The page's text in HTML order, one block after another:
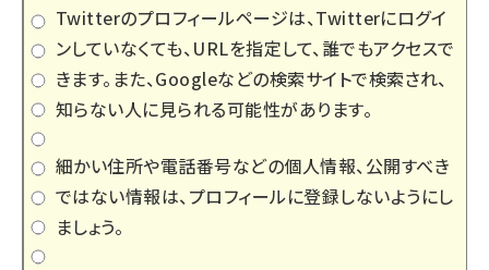
Twitterのプロフィールページは、Twitterにログイ
ンしていなくても、URLを指定して、誰でもアクセスで
きます。また、Googleなどの検索サイトで検索され、
知らない人に見られる可能性があります。
細かい住所や電話番号などの個人情報、公開すべき
ではない情報は、プロフィールに登録しないようにし
ましょう。